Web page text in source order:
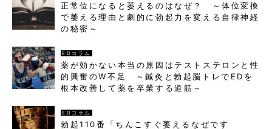
正常位になると萎えるのはなぜ？ ～体位変換
で萎える理由と劇的に勃起力を変える自律神経
の秘密～
EDコラム
薬が効かない本当の原因はテストステロンと性
的興奮のW不足 ～鍼灸と勃起脳トレでEDを
根本改善して薬を卒業する道筋～
EDコラム
勃起110番「ちんこすぐ萎えるなぜです